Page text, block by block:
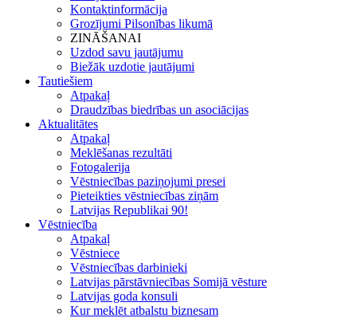
Kontaktinformācija
Grozījumi Pilsonības likumā
ZINĀŠANAI
Uzdod savu jautājumu
Biežāk uzdotie jautājumi
Tautiešiem
Atpakaļ
Draudzības biedrības un asociācijas
Aktualitātes
Atpakaļ
Meklēšanas rezultāti
Fotogalerija
Vēstniecības paziņojumi presei
Pieteikties vēstniecības ziņām
Latvijas Republikai 90!
Vēstniecība
Atpakaļ
Vēstniece
Vēstniecības darbinieki
Latvijas pārstāvniecības Somijā vēsture
Latvijas goda konsuli
Kur meklēt atbalstu biznesam